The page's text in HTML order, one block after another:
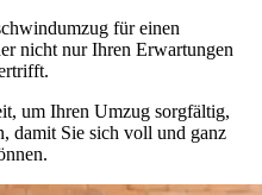
für einen
nicht nur Ihren Erwartungen
um Ihren Umzug sorgfältig,
damit Sie sich voll und ganz